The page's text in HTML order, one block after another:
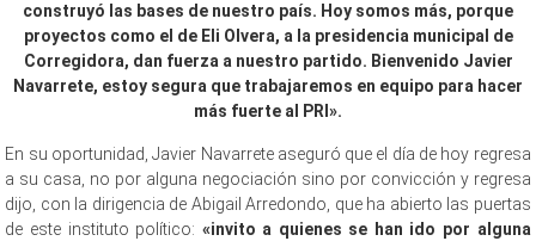
construyó las bases de nuestro país. Hoy somos más, porque
proyectos como el de Eli Olvera, a la presidencia municipal de
Corregidora, dan fuerza a nuestro partido. Bienvenido Javier
Navarrete, estoy segura que trabajaremos en equipo para hacer
más fuerte al PRI».
En su oportunidad, Javier Navarrete aseguró que el día de hoy regresa
a su casa, no por alguna negociación sino por convicción y regresa
dijo, con la dirigencia de Abigail Arredondo, que ha abierto las puertas
de este instituto político: «invito a quienes se han ido por alguna